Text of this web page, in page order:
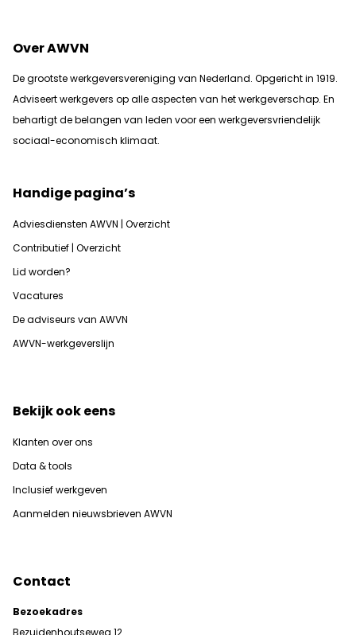
Over AWVN
De grootste werkgeversvereniging van Nederland. Opgericht in 1919.
Adviseert werkgevers op alle aspecten van het werkgeverschap. En
behartigt de belangen van leden voor een werkgeversvriendelijk
sociaal-economisch klimaat.
Handige pagina’s
Adviesdiensten AWVN | Overzicht
Contributief | Overzicht
Lid worden?
Vacatures
De adviseurs van AWVN
AWVN-werkgeverslijn
Bekijk ook eens
Klanten over ons
Data & tools
Inclusief werkgeven
Aanmelden nieuwsbrieven AWVN
Contact
Bezoekadres
Bezuidenhoutseweg 12